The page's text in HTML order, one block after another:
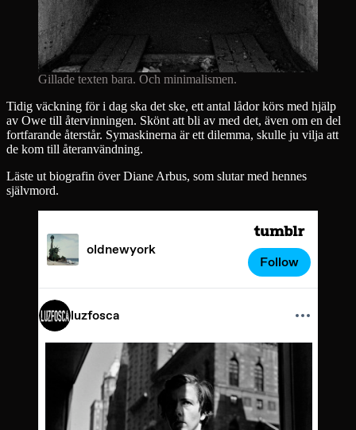
Gillade texten bara. Och minimalismen.
Tidig väckning för i dag ska det ske, ett antal lådor körs med hjälp
av Owe till återvinningen. Skönt att bli av med det, även om en del
fortfarande återstår. Symaskinerna är ett dilemma, skulle ju vilja att
de kom till återanvändning.
Läste ut biografin över Diane Arbus, som slutar med hennes
självmord.